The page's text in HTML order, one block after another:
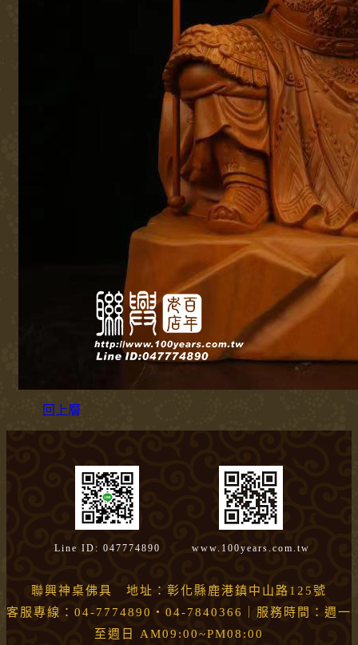
回上層
Line ID: 047774890 www.100years.com.tw
聯興神桌佛具 地址：彰化縣鹿港鎮中山路125號
客服專線：04-7774890・04-7840366｜服務時間：週一
至週日 AM09:00~PM08:00